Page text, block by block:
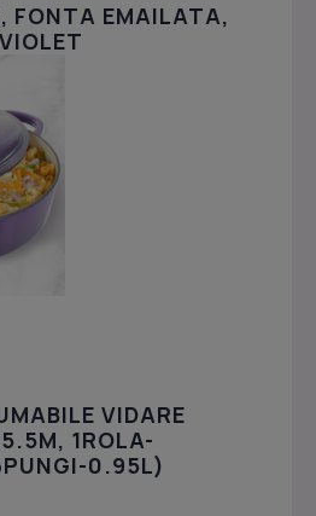
FONTA EMAILATA,
VIDARE
1ROLA-
0.95L)